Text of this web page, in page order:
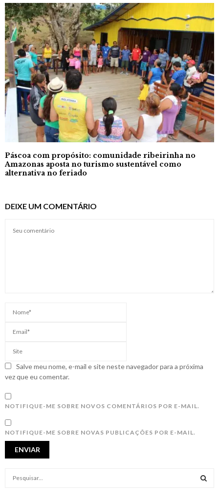
Páscoa com propósito: comunidade ribeirinha no
Amazonas aposta no turismo sustentável como
alternativa no feriado
DEIXE UM COMENTÁRIO
Salve meu nome, e-mail e site neste navegador para a próxima
vez que eu comentar.
NOTIFIQUE-ME SOBRE NOVOS COMENTÁRIOS POR E-MAIL.
NOTIFIQUE-ME SOBRE NOVAS PUBLICAÇÕES POR E-MAIL.